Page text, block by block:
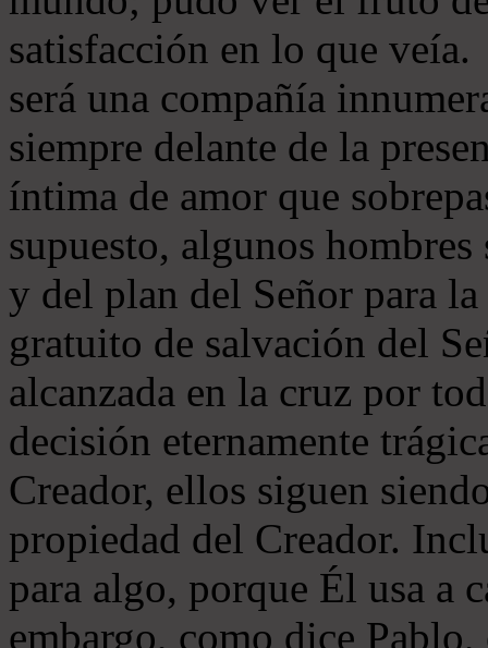
satisfacción en lo que
será una compañía
siempre delante de la
íntima de amor que
supuesto, algunos
y del plan del Señor para
gratuito de salvación del
alcanzada en la cruz por
decisión eternamente
Creador, ellos siguen
propiedad del Creador.
para algo, porque Él usa a
embargo, como dice